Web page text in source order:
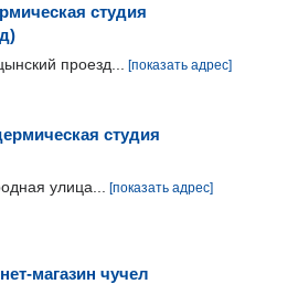
студия
проезд... [показать адрес]
студия
улица...
[показать адрес]
магазин чучел